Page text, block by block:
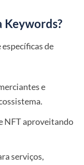
Keywords?
de
e
NFT aproveitando
serviços,